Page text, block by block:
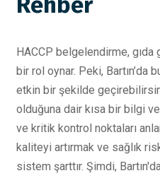
HACCP belgelendirme,
bir rol oynar. Peki, Bartın’da
etkin bir şekilde
olduğuna dair kısa bir bilgi
ve kritik kontrol noktaları
kaliteyi artırmak ve sağlık
sistem şarttır. Şimdi,